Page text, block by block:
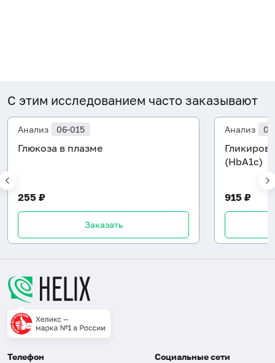
С этим исследованием часто заказывают
Анализ 06-015
Глюкоза в плазме
255 ₽
Заказать
Анализ
(HbA1c)
915 ₽
Телефон Социальные сети